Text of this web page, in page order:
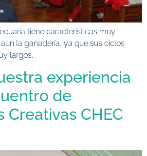
tiene características muy
la ganadería, ya que sus ciclos
largos.
experiencia
de
Creativas CHEC